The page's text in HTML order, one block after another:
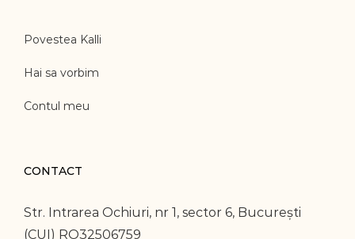
Povestea Kalli
Hai sa vorbim
Contul meu
CONTACT
Str. Intrarea Ochiuri, nr 1, sector 6, București
(CUI) RO32506759